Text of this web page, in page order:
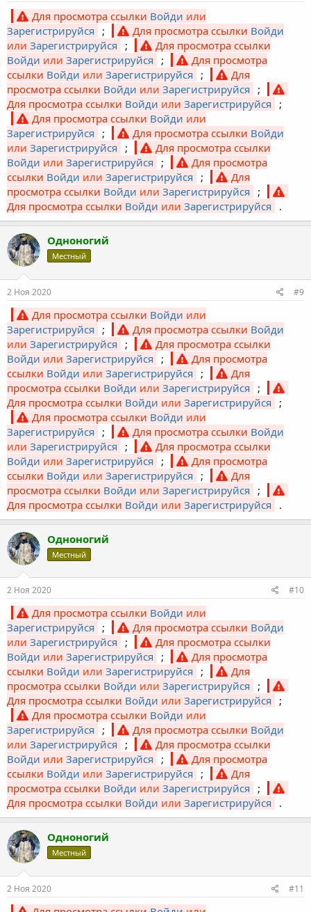
Для просмотра ссылки Войди или
Зарегистрируйся ; Для просмотра ссылки Войди
или Зарегистрируйся ;
Для просмотра ссылки
Войди или Зарегистрируйся ;
Для просмотра
ссылки Войди или Зарегистрируйся ;
Для
просмотра ссылки Войди или Зарегистрируйся ;
Для просмотра ссылки Войди или Зарегистрируйся ;
Для просмотра ссылки Войди или
Зарегистрируйся ; Для просмотра ссылки Войди
или Зарегистрируйся ;
Для просмотра ссылки
Войди или Зарегистрируйся ;
Для просмотра
ссылки Войди или Зарегистрируйся ;
Для
просмотра ссылки Войди или Зарегистрируйся ;
Для просмотра ссылки Войди или Зарегистрируйся .
Одноногий
Местный
2 Ноя 2020 #9
Для просмотра ссылки Войди или
Зарегистрируйся ; Для просмотра ссылки Войди
или Зарегистрируйся ;
Для просмотра ссылки
Войди или Зарегистрируйся ;
Для просмотра
ссылки Войди или Зарегистрируйся ;
Для
просмотра ссылки Войди или Зарегистрируйся ;
Для просмотра ссылки Войди или Зарегистрируйся ;
Для просмотра ссылки Войди или
Зарегистрируйся ; Для просмотра ссылки Войди
или Зарегистрируйся ;
Для просмотра ссылки
Войди или Зарегистрируйся ;
Для просмотра
ссылки Войди или Зарегистрируйся ;
Для
просмотра ссылки Войди или Зарегистрируйся ;
Для просмотра ссылки Войди или Зарегистрируйся .
Одноногий
Местный
2 Ноя 2020 #10
Для просмотра ссылки Войди или
Зарегистрируйся ; Для просмотра ссылки Войди
или Зарегистрируйся ;
Для просмотра ссылки
Войди или Зарегистрируйся ;
Для просмотра
ссылки Войди или Зарегистрируйся ;
Для
просмотра ссылки Войди или Зарегистрируйся ;
Для просмотра ссылки Войди или Зарегистрируйся ;
Для просмотра ссылки Войди или
Зарегистрируйся ; Для просмотра ссылки Войди
или Зарегистрируйся ;
Для просмотра ссылки
Войди или Зарегистрируйся ;
Для просмотра
ссылки Войди или Зарегистрируйся ;
Для
просмотра ссылки Войди или Зарегистрируйся ;
Для просмотра ссылки Войди или Зарегистрируйся .
Одноногий
Местный
2 Ноя 2020 #11